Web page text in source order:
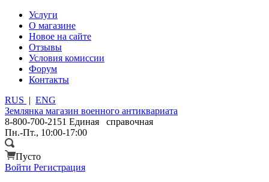
Услуги
О магазине
Новое на сайте
Отзывы
Условия комиссии
Форум
Контакты
RUS | ENG
Землянка магазин военного антиквариата
8-800-700-2151 Единая справочная
Пн.-Пт., 10:00-17:00
Пусто
Войти Регистрация